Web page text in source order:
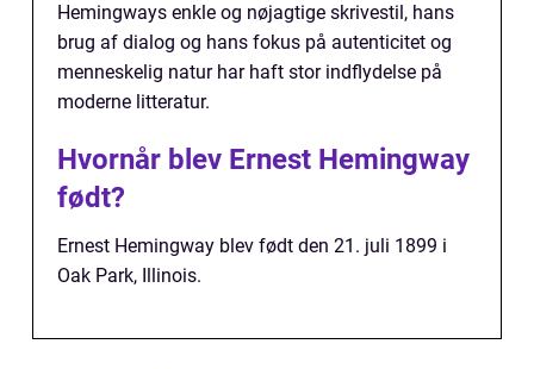
Hemingways enkle og nøjagtige skrivestil, hans
brug af dialog og hans fokus på autenticitet og
menneskelig natur har haft stor indflydelse på
moderne litteratur.
Hvornår blev Ernest Hemingway
født?
Ernest Hemingway blev født den 21. juli 1899 i
Oak Park, Illinois.